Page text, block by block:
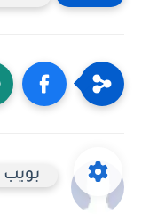
بويب